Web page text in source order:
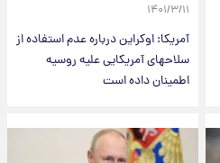
۱۴۰۱/۳/۱۱
آمریکا: اوکراین درباره عدم استفاده از
سلاحهای آمریکایی علیه روسیه
اطمینان داده است